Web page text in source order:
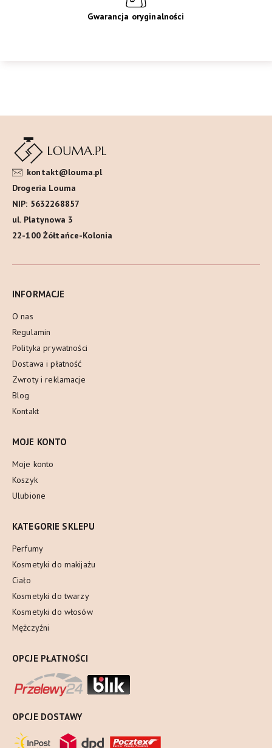
Gwarancja oryginalności
kontakt@louma.pl
Drogeria Louma
NIP: 5632268857
ul. Platynowa 3
22-100 Żółtańce-Kolonia
INFORMACJE
O nas
Regulamin
Polityka prywatności
Dostawa i płatność
Zwroty i reklamacje
Blog
Kontakt
MOJE KONTO
Moje konto
Koszyk
Ulubione
KATEGORIE SKLEPU
Perfumy
Kosmetyki do makijażu
Ciało
Kosmetyki do twarzy
Kosmetyki do włosów
Mężczyźni
OPCJE PŁATNOŚCI
OPCJE DOSTAWY